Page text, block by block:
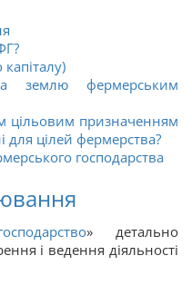
землю фермерським
цільовим призначенням
для цілей фермерства?
господарства
» детально
і ведення діяльності